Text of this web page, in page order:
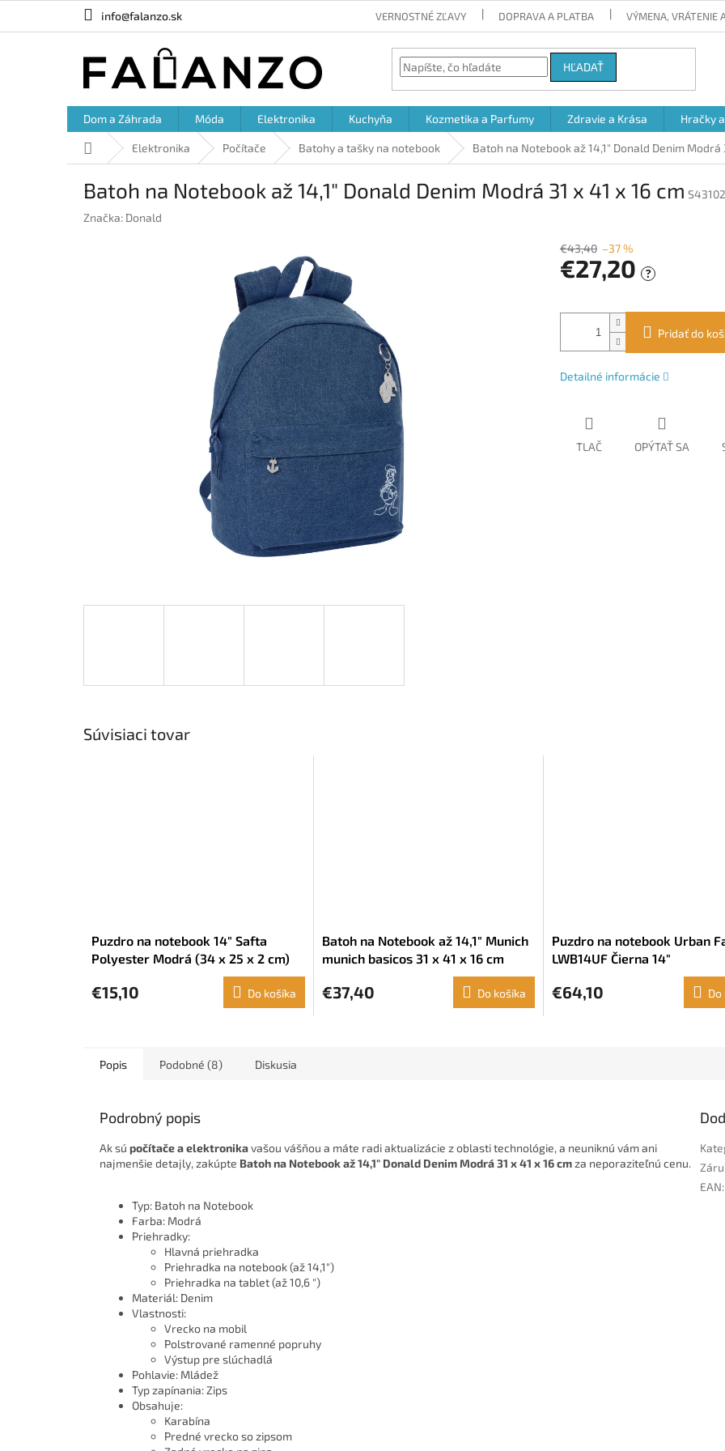
info@falanzo.sk VERNOSTNÉ ZĽAVY DOPRAVA A PLATBA VÝMENA, VRÁTENIE
HĽADAŤ
Dom a Záhrada Móda Elektronika Kuchyňa Kozmetika a Parfumy Zdravie a Krása Hračky
DomovElektronika Počítače Batohy a tašky na notebook Batoh na Notebook až 14,1" Donald Denim Modrá
Batoh na Notebook až 14,1" Donald Denim Modrá 31 x 41 x 16 cm
Značka: Donald
€43,40 –37 %
€27,20 ?
cena:
Pridať do
Detailné informácie
TLAČ OPÝTAŤ SA
Súvisiaci tovar
Puzdro na notebook 14" Safta
Polyester Modrá (34 x 25 x 2 cm)
€15,10 Do košíka
Batoh na Notebook až 14,1" Munich
munich basicos 31 x 41 x 16 cm
€37,40 Do košíka
Puzdro na notebook Urban
LWB14UF Čierna 14"
€64,10 Do
Popis Podobné (8) Diskusia
Podrobný popis
Ak sú počítače a elektronikavašou vášňou a máte radi aktualizácie z oblasti technológie, a neuniknú vám ani
najmenšie detajly, zakúpte Batoh na Notebook až 14,1" Donald Denim Modrá 31 x 41 x 16 cmza neporaziteľnú cenu.
Typ: Batoh na Notebook
Farba: Modrá
Priehradky:
Hlavná priehradka
Priehradka na notebook (až 14,1")
Priehradka na tablet (až 10,6 ")
Materiál: Denim
Vlastnosti:
Vrecko na mobil
Polstrované ramenné popruhy
Výstup pre slúchadlá
Pohlavie: Mládež
Typ zapínania: Zips
Obsahuje:
Karabína
Predné vrecko so zipsom
EAN: